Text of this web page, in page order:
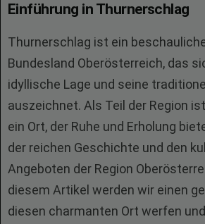
Einführung in Thurnerschlag
Thurnerschlag ist ein
Bundesland Oberösterreich, das
idyllische Lage und seine
auszeichnet. Als Teil der Region
ein Ort, der Ruhe und Erholung
der reichen Geschichte und den
Angeboten der Region
diesem Artikel werden wir einen
diesen charmanten Ort werfen